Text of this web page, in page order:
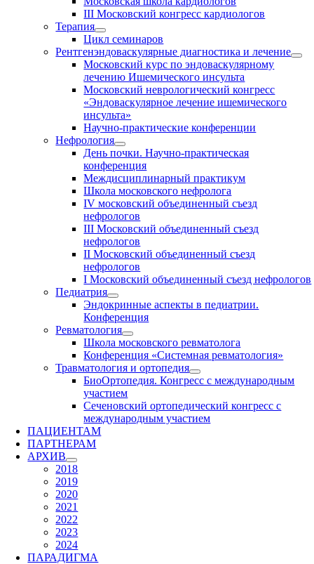
III Московский конгресс кардиологов
Терапия
Цикл семинаров
Рентгенэндоваскулярные диагностика и лечение
Московский курс по эндоваскулярному
лечению Ишемического инсульта
Московский неврологический конгресс
«Эндоваскулярное лечение ишемического
инсульта»
Научно-практические конференции
Нефрология
День почки. Научно-практическая
конференция
Междисциплинарный практикум
Школа московского нефролога
IV московский объединенный съезд
нефрологов
III Московский объединенный съезд
нефрологов
II Московский объединенный съезд
нефрологов
I Московский объединенный съезд нефрологов
Педиатрия
Эндокринные аспекты в педиатрии.
Конференция
Ревматология
Школа московского ревматолога
Конференция «Системная ревматология»
Травматология и ортопедия
БиоОртопедия. Конгресс с международным
участием
Сеченовский ортопедический конгресс с
международным участием
ПАЦИЕНТАМ
ПАРТНЕРАМ
АРХИВ
2018
2019
2020
2021
2022
2023
2024
ПАРАДИГМА